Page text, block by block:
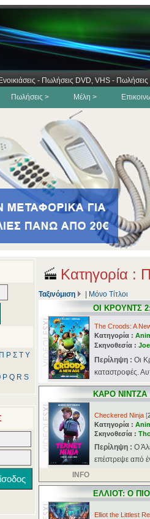
Ενοικιάσεις - Πωλήσεις DVD, VHS -
Πωλήσεις > Μέλη >
Π Ρ Σ Τ Υ
P Q R S
Κατηγορία :
Ταξινόμιση Μόνο Τίτλοι
ΟΙ ΚΡΟΥΝΤΣ
The Croods: A
Κατηγορία :
Σκηνοθεσία :
Περίληψη : Οι
καταστροφές.
ΚΑΡΟ ΝΙΝΤΖΑ
Checkered Ninja [
Κατηγορία :
Σκηνοθεσία :
Περίληψη : Ο
επέστρεψε από
INFO
ΕΛΛΙΟΤ: Ο
Elliot the Littlest